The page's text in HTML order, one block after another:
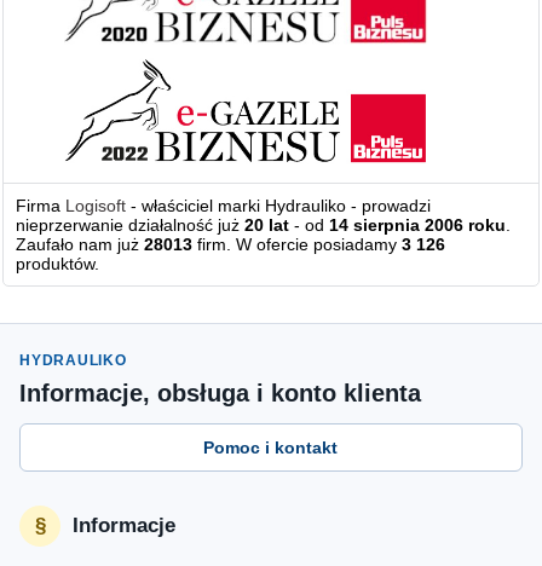
Firma Logisoft - właściciel marki Hydrauliko - prowadzi
nieprzerwanie działalność już20 lat - od 14 sierpnia 2006 roku
Zaufało nam już28013 firm. W ofercie posiadamy3 126
produktów.
HYDRAULIKO
Informacje, obsługa i konto klienta
Pomoc i kontakt
Informacje